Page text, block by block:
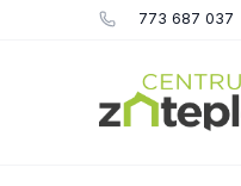
773 687 037